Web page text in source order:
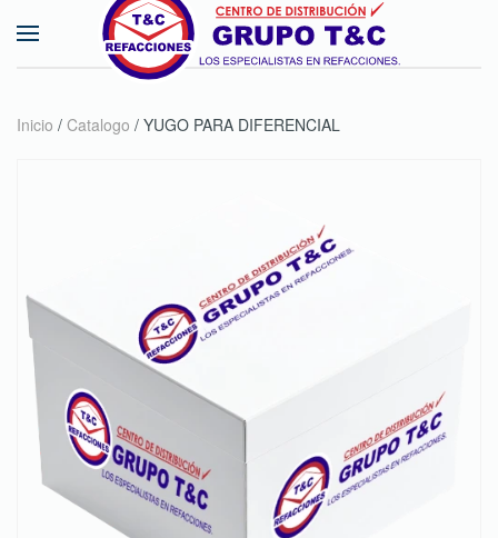
Skip to main content
Inicio / Catalogo / YUGO PARA DIFERENCIAL